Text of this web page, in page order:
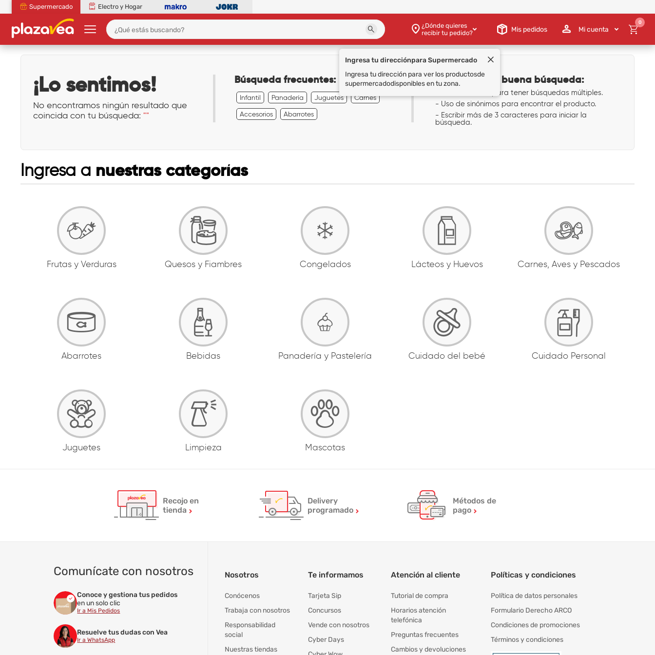
Supermercado Electro y Hogar
¿Dónde quieres
recibir tu pedido?
Mis pedidos Mi cuenta
0
Ingresa tu direcciónpara Supermercado
Ingresa tu dirección para ver los productosde
supermercadodisponibles en tu zona.
¡Lo sentimos!
No encontramos ningún resultado que
coincida con tu búsqueda: ""
Búsqueda frecuentes:
Infantil Panadería Juguetes Carnes
Accesorios Abarrotes
Tips para una buena búsqueda:
- Uso de comas para tener búsquedas múltiples.
- Uso de sinónimos para encontrar el producto.
- Escribir más de 3 caracteres para iniciar la
búsqueda.
Ingresa a nuestras categorías
Frutas y Verduras Quesos y Fiambres Congelados Lácteos y Huevos Carnes, Aves y Pescados
Abarrotes Bebidas Panadería y Pastelería Cuidado del bebé Cuidado Personal
Juguetes Limpieza Mascotas
Recojo en
tienda
Delivery
programado
Métodos de
pago
Comunícate con nosotros
Conoce y gestiona tus pedidos
en un solo clic
Ir a Mis Pedidos
Resuelve tus dudas con Vea
Ir a WhatsApp
Nosotros
Conócenos
Trabaja con nosotros
Responsabilidad
social
Nuestras tiendas
Te informamos
Tarjeta Sip
Concursos
Vende con nosotros
Cyber Days
Atención al cliente
Tutorial de compra
Horarios atención
telefónica
Preguntas frecuentes
Cambios y devoluciones
Políticas y condiciones
Política de datos personales
Formulario Derecho ARCO
Condiciones de promociones
Términos y condiciones